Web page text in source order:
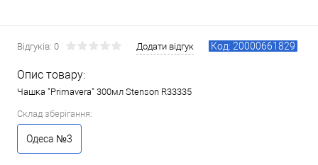
Відгуків: 0 Додати відгук Код: 20000661829
Опис товару:
Чашка "Primavera" 300мл Stenson R33335
Склад зберігання:
Одеса №3